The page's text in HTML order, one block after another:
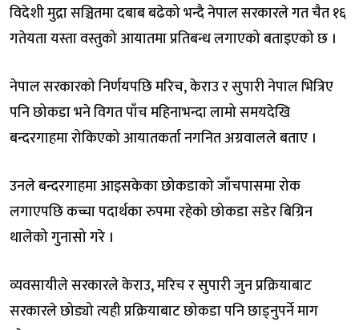
विदेशी मुद्रा सञ्चितमा दबाब बढेको भन्दै नेपाल सरकारले गत चैत १६
गतेयता यस्ता वस्तुको आयातमा प्रतिबन्ध लगाएको बताइएको छ ।
नेपाल सरकारको निर्णयपछि मरिच, केराउ र सुपारी नेपाल भित्रिए
पनि छोकडा भने विगत पाँच महिनाभन्दा लामो समयदेखि
बन्दरगाहमा रोकिएको आयातकर्ता नगनित अग्रवालले बताए ।
उनले बन्दरगाहमा आइसकेका छोकडाको जाँचपासमा रोक
लगाएपछि कच्चा पदार्थका रुपमा रहेको छोकडा सडेर बिग्रिन
थालेको गुनासो गरे ।
व्यवसायीले सरकारले केराउ, मरिच र सुपारी जुन प्रक्रियाबाट
सरकारले छोड्यो त्यही प्रक्रियाबाट छोकडा पनि छाड्नुपर्ने माग